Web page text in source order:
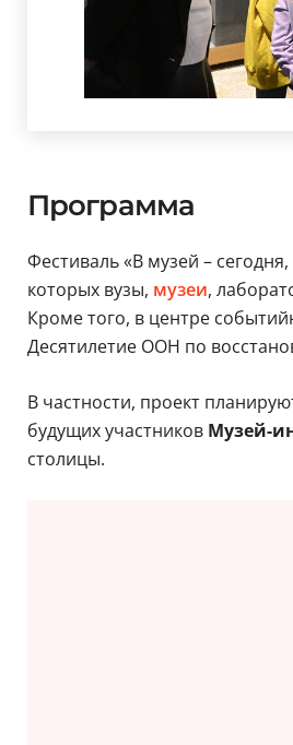
Программа
Фестиваль «В музей –
которых вузы, музеи,
Кроме того, в центре
Десятилетие ООН по
В частности, проект
будущих участников Музей-
столицы.